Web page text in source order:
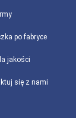
po fabryce
jakości
się z nami